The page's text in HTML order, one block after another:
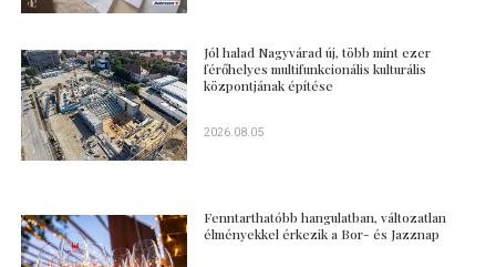
Jól halad Nagyvárad új, több mint ezer
férőhelyes multifunkcionális kulturális
központjának építése
2026.08.05
Fenntarthatóbb hangulatban, változatlan
élményekkel érkezik a Bor- és Jazznap